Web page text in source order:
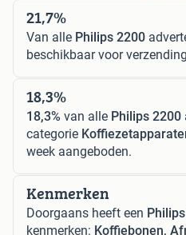
21,7%
Van alle Philips 2200
beschikbaar voor
18,3%
18,3% van alle Philips 2200
categorie
week aangeboden.
Kenmerken
Doorgaans heeft een
kenmerken: Koffiebonen,